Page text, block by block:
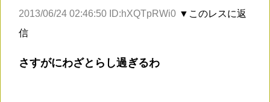
2013/06/24 02:46:50 ID:hXQTpRWi0 ▼このレスに返
信
さすがにわざとらし過ぎるわ